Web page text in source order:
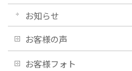
お知らせ
お客様の声
お客様フォト